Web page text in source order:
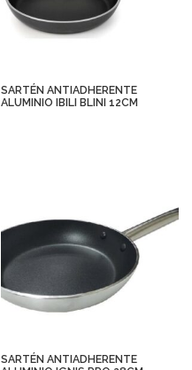
SARTÉN ANTIADHERENTE
ALUMINIO IBILI BLINI 12CM
SARTÉN ANTIADHERENTE